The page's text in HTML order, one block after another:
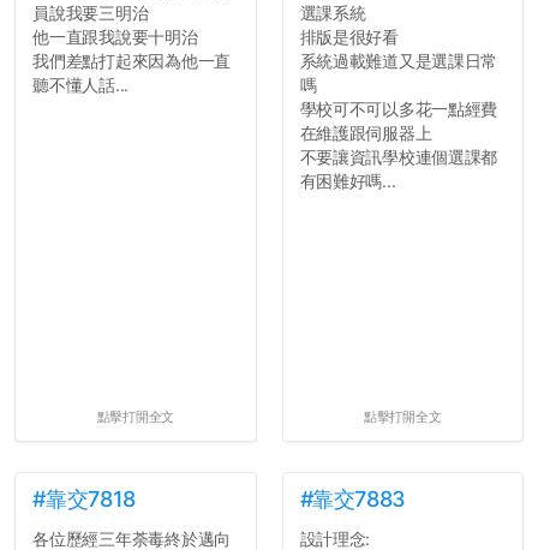
員說我要三明治
他一直跟我說要十明治
我們差點打起來因為他一直
聽不懂人話...
點擊打開全文
選課系統
排版是很好看
系統過載難道又是選課日常
嗎
學校可不可以多花一點經費
在維護跟伺服器上
不要讓資訊學校連個選課都
有困難好嗎...
點擊打開全文
#靠交7818
各位歷經三年荼毒終於邁向
#靠交7883
設計理念: